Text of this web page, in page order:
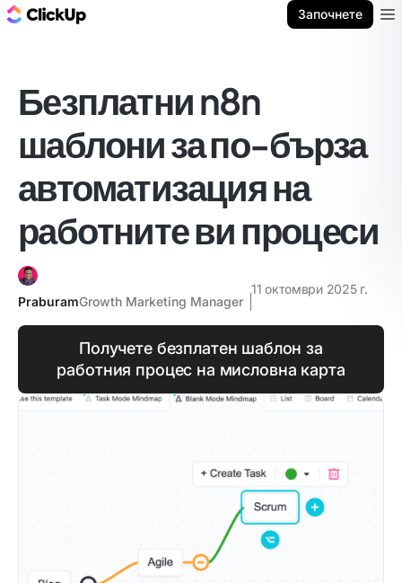
Започнете
Безплатни n8n
шаблони за по-бърза
автоматизация на
работните ви процеси
PraburamGrowth Marketing Manager
11 октомври 2025 г.
Получете безплатен шаблон за
работния процес на мисловна карта